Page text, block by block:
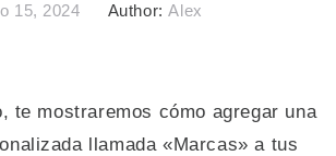
15, 2024 Author:Alex
te mostraremos cómo agregar una
llamada «Marcas» a tus